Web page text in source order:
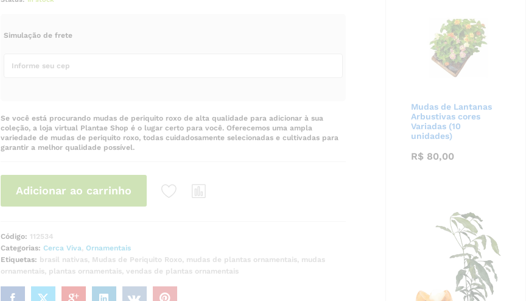
Simulação de frete
Se você está procurando mudas de periquito roxo de alta qualidade para adicionar à sua
coleção, a loja virtual Plantae Shop é o lugar certo para você. Oferecemos uma ampla
variedade de mudas de periquito roxo, todas cuidadosamente selecionadas e cultivadas para
garantir a melhor qualidade possível.
Adicionar ao carrinho
Código: 112534
Categorias: Cerca Viva, Ornamentais
Etiquetas: brasil nativas, Mudas de Periquito Roxo, mudas de plantas ornamentais, mudas
ornamentais, plantas ornamentais, vendas de plantas ornamentais
Mudas de Lantanas
Arbustivas cores
Variadas (10
unidades)
R$ 80,00